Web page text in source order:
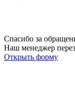
Спасибо за
Наш менеджер
Открыть форму